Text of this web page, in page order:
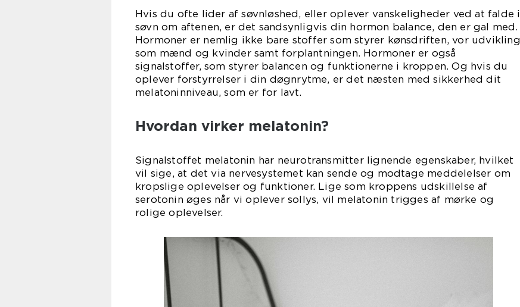
Hvis du ofte lider af søvnløshed, eller oplever vanskeligheder ved at falde i
søvn om aftenen, er det sandsynligvis din hormon balance, den er gal med.
Hormoner er nemlig ikke bare stoffer som styrer kønsdriften, vor udvikling
som mænd og kvinder samt forplantningen. Hormoner er også
signalstoffer, som styrer balancen og funktionerne i kroppen. Og hvis du
oplever forstyrrelser i din døgnrytme, er det næsten med sikkerhed dit
melatoninniveau, som er for lavt.
Hvordan virker melatonin?
Signalstoffet melatonin har neurotransmitter lignende egenskaber, hvilket
vil sige, at det via nervesystemet kan sende og modtage meddelelser om
kropslige oplevelser og funktioner. Lige som kroppens udskillelse af
serotonin øges når vi oplever sollys, vil melatonin trigges af mørke og
rolige oplevelser.